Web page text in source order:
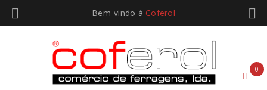
Bem-vindo à Coferol
0